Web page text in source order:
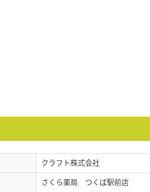
クラフト株式会社
さくら薬局 つくば駅前店